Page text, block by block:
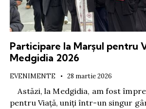
Participare la Marșul pentru
Medgidia 2026
EVENIMENTE 28 martie 2026
Astăzi, la Medgidia, am fost
pentru Viață, uniți într-un singur